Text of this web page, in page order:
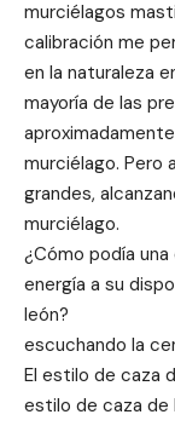
murciélagos
calibración me
en la naturaleza
mayoría de las
murciélago. Pero
grandes,
murciélago.
¿Cómo podía
energía a su
león?
escuchando la
El estilo de caza
estilo de caza de